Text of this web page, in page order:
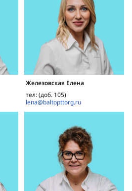
Железовская Елена
тел: (доб. 105)
lena@baltopttorg.ru